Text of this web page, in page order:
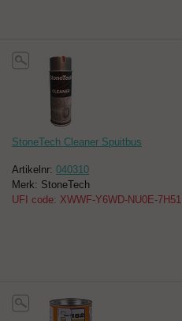
StoneTech Cleaner Spuitbus
Artikelnr: 040310
Merk: StoneTech
UFI code: XWWF-Y6WD-NU0E-7H51